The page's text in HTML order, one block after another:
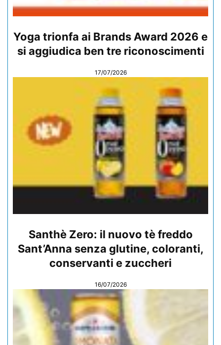
Yoga trionfa ai Brands Award 2026 e
si aggiudica ben tre riconoscimenti
17/07/2026
Santhè Zero: il nuovo tè freddo
Sant’Anna senza glutine, coloranti,
conservanti e zuccheri
16/07/2026